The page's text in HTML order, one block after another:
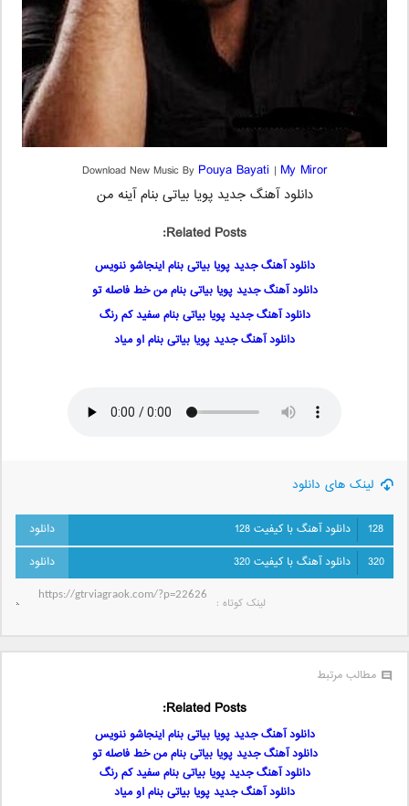
Download New Music By Pouya Bayati | My Miror
دانلود آهنگ جدید پویا بیاتی بنام آینه من
Related Posts:
دانلود آهنگ جدید پویا بیاتی بنام اینجاشو ننویس
دانلود آهنگ جدید پویا بیاتی بنام من خط فاصله تو
دانلود آهنگ جدید پویا بیاتی بنام سفید کم رنگ
دانلود آهنگ جدید پویا بیاتی بنام او میاد
لینک های دانلود
128
دانلود آهنگ با کیفیت 128
320
دانلود آهنگ با کیفیت 320
لینک کوتاه‌ :
مطالب مرتبط
Related Posts:
دانلود آهنگ جدید پویا بیاتی بنام اینجاشو ننویس
دانلود آهنگ جدید پویا بیاتی بنام من خط فاصله تو
دانلود آهنگ جدید پویا بیاتی بنام سفید کم رنگ
دانلود آهنگ جدید پویا بیاتی بنام او میاد